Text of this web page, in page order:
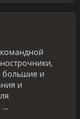
большие и
и
…